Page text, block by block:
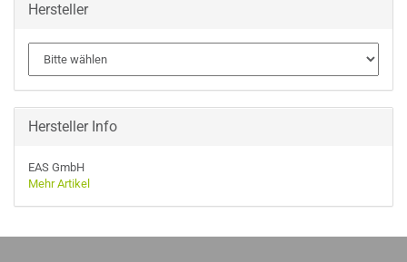
Hersteller
Hersteller Info
EAS GmbH
Mehr Artikel